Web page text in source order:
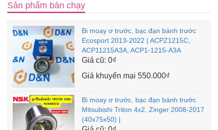
Sản phẩm bán chạy
Bi moay ơ trước, bạc đạn bánh trước
Ecosport 2013-2022 | ACPZ1215C,
ACP11215A3A, ACP1-1215-A3A
Giá cũ: 0₫
Giá khuyến mại 550.000₫
Bi moay ơ trước, bạc đạn bánh trước
Mitsubishi Triton 4x2, Zinger 2008-2017
(40x75x50) |